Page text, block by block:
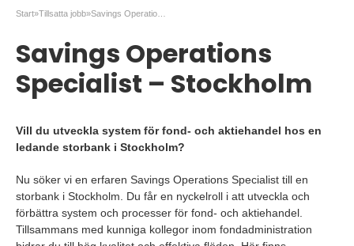
Start»Tillsatta jobb»
Savings Operations
Specialist – Stockholm
Vill du utveckla system för fond- och aktiehandel hos en
ledande storbank i Stockholm?
Nu söker vi en erfaren Savings Operations Specialist till en
storbank i Stockholm. Du får en nyckelroll i att utveckla och
förbättra system och processer för fond- och aktiehandel.
Tillsammans med kunniga kollegor inom fondadministration